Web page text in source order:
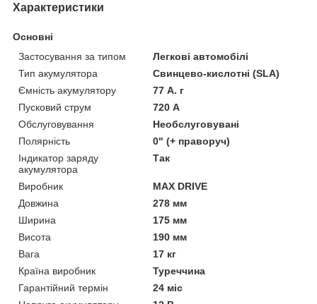
Характеристики
Основні
Застосування за типом
Легкові автомобілі
Тип акумулятора
Свинцево-кислотні (SLA)
Ємність акумулятору
77 А. г
Пусковий струм
720 А
Обслуговування
Необслуговувані
Полярність
0" (+ праворуч)
Індикатор заряду
акумулятора
Так
Виробник
MAX DRIVE
Довжина
278 мм
Ширина
175 мм
Висота
190 мм
Вага
17 кг
Країна виробник
Туреччина
Гарантійний термін
24 міс